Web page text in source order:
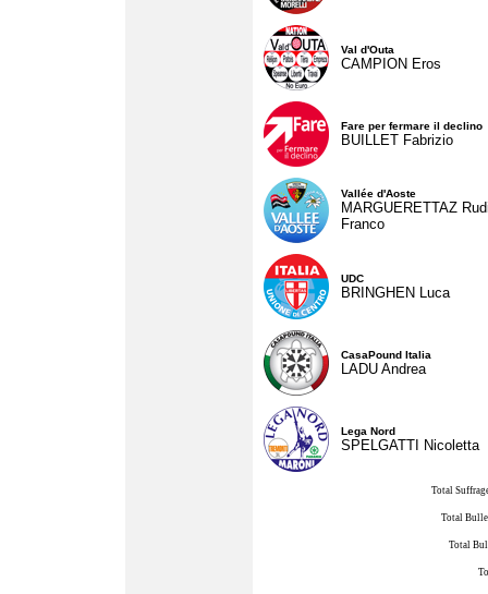
Val d'Outa
CAMPION Eros
Fare per fermare il declino
BUILLET Fabrizio
Vallée d'Aoste
MARGUERETTAZ
Franco
UDC
BRINGHEN Luca
CasaPound Italia
LADU Andrea
Lega Nord
SPELGATTI Nicoletta
Total
Total
Total